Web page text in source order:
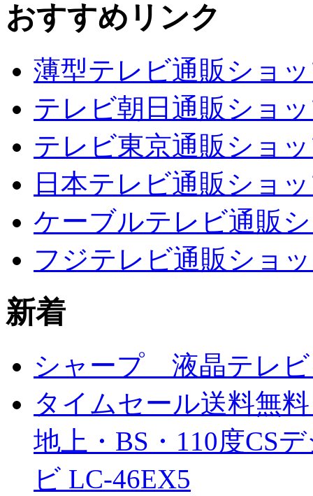
おすすめリンク
薄型テレビ通販ショ
テレビ朝日通販ショ
テレビ東京通販ショ
日本テレビ通販ショ
ケーブルテレビ通販
フジテレビ通販ショ
新着
シャープ 液晶テレ
タイムセール送料無
地上・BS・110度CS
ビ LC-46EX5